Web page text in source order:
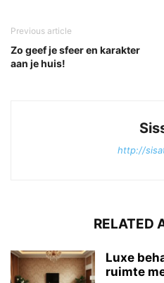
Previous article
Zo geef je sfeer en karakter
aan je huis!
http://
RELATED
Luxe
ruimte